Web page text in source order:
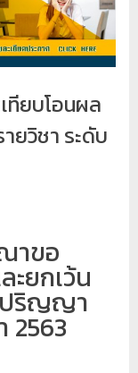
ย
น
แ
ะ
ป
ล
ผ
ล
ม
ทียบโอนผล
ยวิชา ระดับ
าขอ
ะยกเว้น
ปริญญา
2563